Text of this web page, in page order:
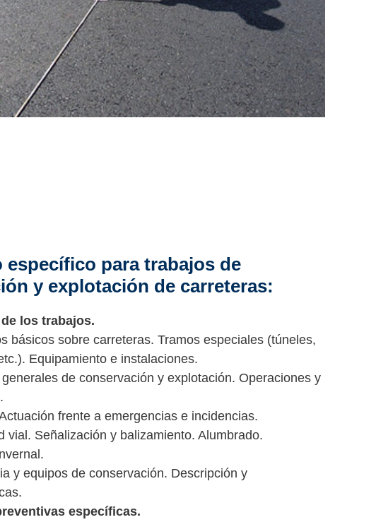
específico para trabajos de
y explotación de carreteras:
los trabajos.
básicos sobre carreteras. Tramos especiales (túneles,
Equipamiento e instalaciones.
de conservación y explotación. Operaciones y
frente a emergencias e incidencias.
vial. Señalización y balizamiento. Alumbrado.
y equipos de conservación. Descripción y
específicas.